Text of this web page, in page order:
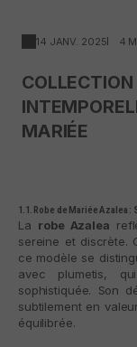
14 JANV. 2025 4
MARIÉE
1.1. Robe de Mariée Azalea
La robe Azalea
sereine et discrète.
ce modèle se
avec plumetis,
sophistiquée. Son
subtilement en
équilibrée.